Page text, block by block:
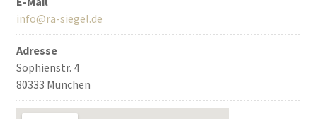
info@ra-siegel.de
Adresse
Sophienstr. 4
80333 München